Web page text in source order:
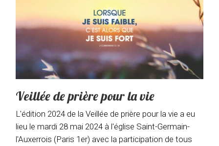
Veillée de prière pour la vie
L'édition 2024 de la Veillée de prière pour la vie a eu
lieu le mardi 28 mai 2024 à l'église Saint-Germain-
l'Auxerrois (Paris 1er) avec la participation de tous